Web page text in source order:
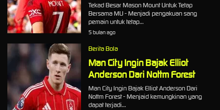
Tekad Besar Mason Mount Untuk Tetap
Bersama MU - Menjadi pengakuan sang
pemain untuk tetap…
5 bulan ago
Berita Bola
Man City Ingin Bajak Elliot
Anderson Dari Nottm Forest
Man City Ingin Bajak Elliot Anderson Dari
Nottm Forest - Menjaid kemungkinan yang
dapat terjadi…